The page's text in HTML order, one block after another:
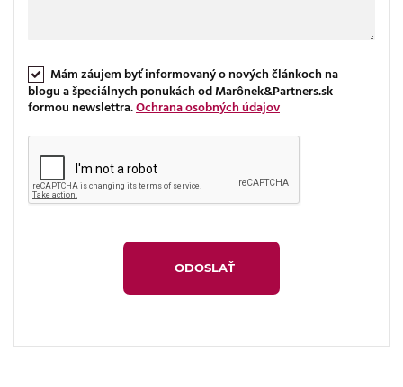
Mám záujem byť informovaný o nových článkoch na
blogu a špeciálnych ponukách od Marônek&Partners.sk
formou newslettra. Ochrana osobných údajov